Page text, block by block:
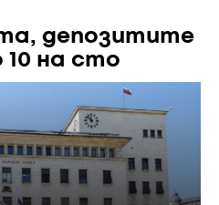
депозитите
10 на сто